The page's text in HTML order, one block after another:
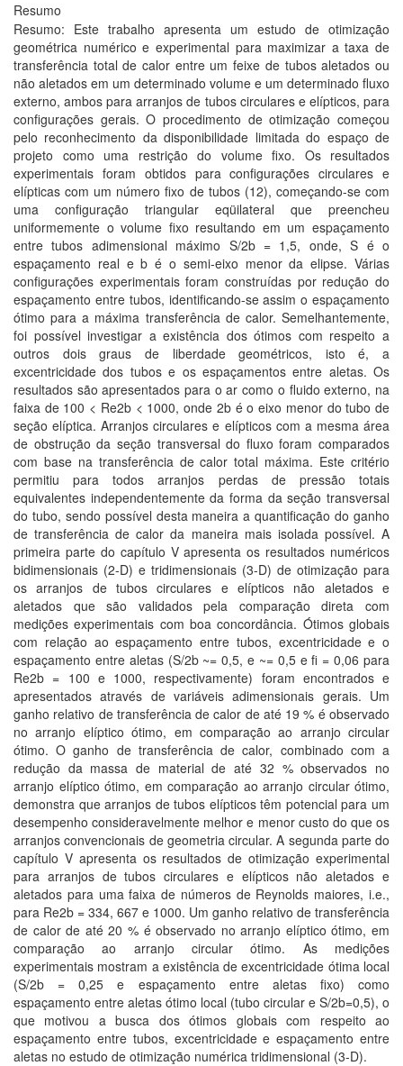
Resumo
Resumo: Este trabalho apresenta um estudo de otimização
geométrica numérico e experimental para maximizar a taxa de
transferência total de calor entre um feixe de tubos aletados ou
não aletados em um determinado volume e um determinado fluxo
externo, ambos para arranjos de tubos circulares e elípticos, para
configurações gerais. O procedimento de otimização começou
pelo reconhecimento da disponibilidade limitada do espaço de
projeto como uma restrição do volume fixo. Os resultados
experimentais foram obtidos para configurações circulares e
elípticas com um número fixo de tubos (12), começando-se com
uma configuração triangular eqüilateral que preencheu
uniformemente o volume fixo resultando em um espaçamento
entre tubos adimensional máximo S/2b = 1,5, onde, S é o
espaçamento real e b é o semi-eixo menor da elipse. Várias
configurações experimentais foram construídas por redução do
espaçamento entre tubos, identificando-se assim o espaçamento
ótimo para a máxima transferência de calor. Semelhantemente,
foi possível investigar a existência dos ótimos com respeito a
outros dois graus de liberdade geométricos, isto é, a
excentricidade dos tubos e os espaçamentos entre aletas. Os
resultados são apresentados para o ar como o fluido externo, na
faixa de 100 < Re2b < 1000, onde 2b é o eixo menor do tubo de
seção elíptica. Arranjos circulares e elípticos com a mesma área
de obstrução da seção transversal do fluxo foram comparados
com base na transferência de calor total máxima. Este critério
permitiu para todos arranjos perdas de pressão totais
equivalentes independentemente da forma da seção transversal
do tubo, sendo possível desta maneira a quantificação do ganho
de transferência de calor da maneira mais isolada possível. A
primeira parte do capítulo V apresenta os resultados numéricos
bidimensionais (2-D) e tridimensionais (3-D) de otimização para
os arranjos de tubos circulares e elípticos não aletados e
aletados que são validados pela comparação direta com
medições experimentais com boa concordância. Ótimos globais
com relação ao espaçamento entre tubos, excentricidade e o
espaçamento entre aletas (S/2b ~= 0,5, e ~= 0,5 e fi = 0,06 para
Re2b = 100 e 1000, respectivamente) foram encontrados e
apresentados através de variáveis adimensionais gerais. Um
ganho relativo de transferência de calor de até 19 % é observado
no arranjo elíptico ótimo, em comparação ao arranjo circular
ótimo. O ganho de transferência de calor, combinado com a
redução da massa de material de até 32 % observados no
arranjo elíptico ótimo, em comparação ao arranjo circular ótimo,
demonstra que arranjos de tubos elípticos têm potencial para um
desempenho consideravelmente melhor e menor custo do que os
arranjos convencionais de geometria circular. A segunda parte do
capítulo V apresenta os resultados de otimização experimental
para arranjos de tubos circulares e elípticos não aletados e
aletados para uma faixa de números de Reynolds maiores, i.e.,
para Re2b = 334, 667 e 1000. Um ganho relativo de transferência
de calor de até 20 % é observado no arranjo elíptico ótimo, em
comparação ao arranjo circular ótimo. As medições
experimentais mostram a existência de excentricidade ótima local
(S/2b = 0,25 e espaçamento entre aletas fixo) como
espaçamento entre aletas ótimo local (tubo circular e S/2b=0,5), o
que motivou a busca dos ótimos globais com respeito ao
espaçamento entre tubos, excentricidade e espaçamento entre
aletas no estudo de otimização numérica tridimensional (3-D).